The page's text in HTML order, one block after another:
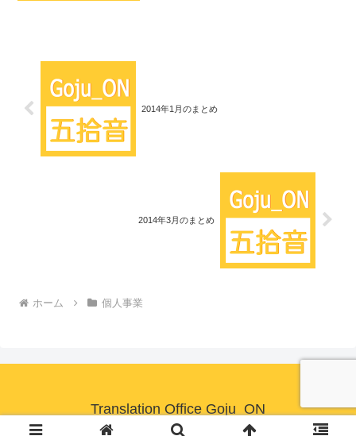
2014年1月のまとめ
2014年3月のまとめ
ホーム 個人事業
Translation Office Goju_ON
© 2009-2026 Translation Office Goju_ON.